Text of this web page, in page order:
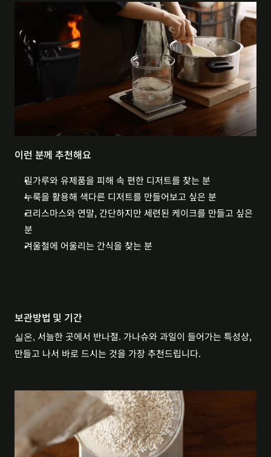
이런 분께 추천해요
밀가루와 유제품을 피해 속 편한 디저트를 찾는 분
누룩을 활용해 색다른 디저트를 만들어보고 싶은 분
크리스마스와 연말, 간단하지만 세련된 케이크를 만들고 싶은
분
겨울철에 어울리는 간식을 찾는 분
보관방법 및 기간
실온, 서늘한 곳에서 반나절. 가나슈와 과일이 들어가는 특성상,
만들고 나서 바로 드시는 것을 가장 추천드립니다.